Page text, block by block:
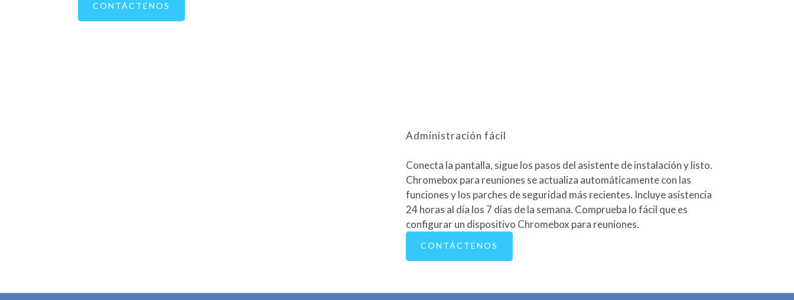
CONTÁCTENOS
Administración fácil
Conecta la pantalla, sigue los pasos del asistente de instalación y listo.
Chromebox para reuniones se actualiza automáticamente con las
funciones y los parches de seguridad más recientes. Incluye asistencia
24 horas al día los 7 días de la semana. Comprueba lo fácil que es
configurar un dispositivo Chromebox para reuniones.
CONTÁCTENOS